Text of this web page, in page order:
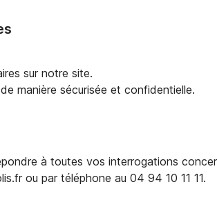
sur notre site.
manière sécurisée et confidentielle.
à toutes vos interrogations
ou par téléphone au 04 94 10 11 11.